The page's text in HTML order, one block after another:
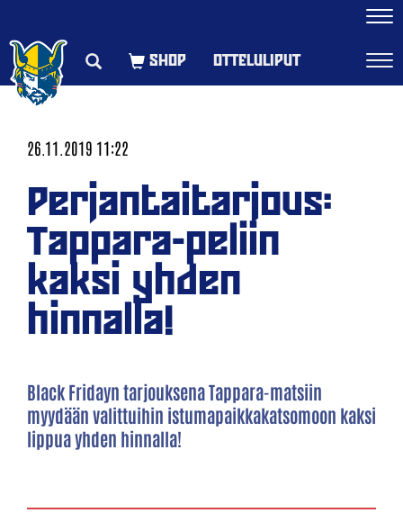
OTTELULIPUT
26.11.2019 11:22
Perjantaitarjous:
Tappara-peliin
kaksi yhden
hinnalla!
Black Fridayn tarjouksena Tappara-matsiin
myydään valittuihin istumapaikkakatsomoon kaksi
lippua yhden hinnalla!